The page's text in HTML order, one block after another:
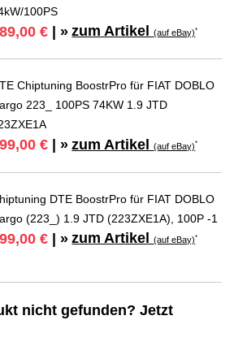
100PS
€ | » zum Artikel(auf eBay)*
Chiptuning BoostrPro für FIAT DOBLO
223_ 100PS 74KW 1.9 JTD
€ | » zum Artikel(auf eBay)*
DTE BoostrPro für FIAT DOBLO
(223_) 1.9 JTD (223ZXE1A), 100P -1
€ | » zum Artikel(auf eBay)*
nicht gefunden? Jetzt